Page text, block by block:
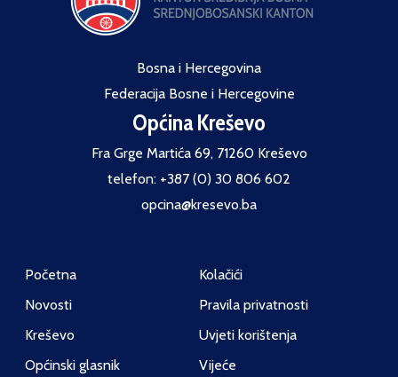
Bosna i Hercegovina
Federacija Bosne i Hercegovine
Općina Kreševo
Fra Grge Martića 69, 71260 Kreševo
telefon: +387 (0) 30 806 602
opcina@kresevo.ba
Početna
Novosti
Kreševo
Općinski glasnik
Kolačići
Pravila privatnosti
Uvjeti korištenja
Vijeće